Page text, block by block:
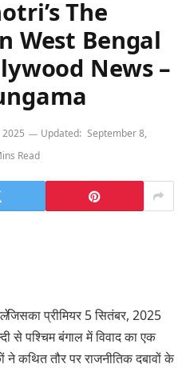
The
West Bengal
News –
Updated: September 8,
Read
जिसका प्रीमियर 5 सितंबर, 2025
से पश्चिम बंगाल में विवाद का एक
ने कथित तौर पर राजनीतिक दबावों के